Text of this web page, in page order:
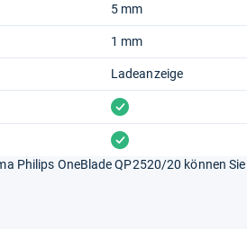
5 mm
1 mm
Ladeanzeige
vorhanden
vorhanden
Philips OneBlade QP2520/20 können